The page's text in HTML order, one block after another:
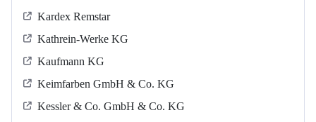
Kardex Remstar
Kathrein-Werke KG
Kaufmann KG
Keimfarben GmbH & Co. KG
Kessler & Co. GmbH & Co. KG